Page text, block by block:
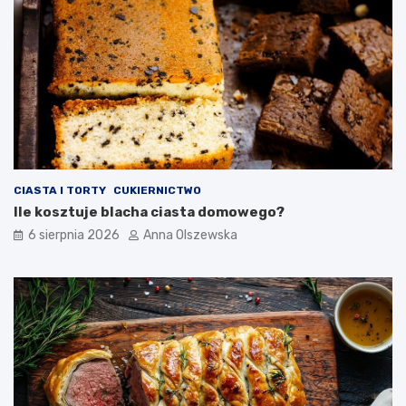
c
n
?
CIASTA I TORTY CUKIERNICTWO
Ile kosztuje blacha ciasta domowego?
6 sierpnia 2026 Anna Olszewska